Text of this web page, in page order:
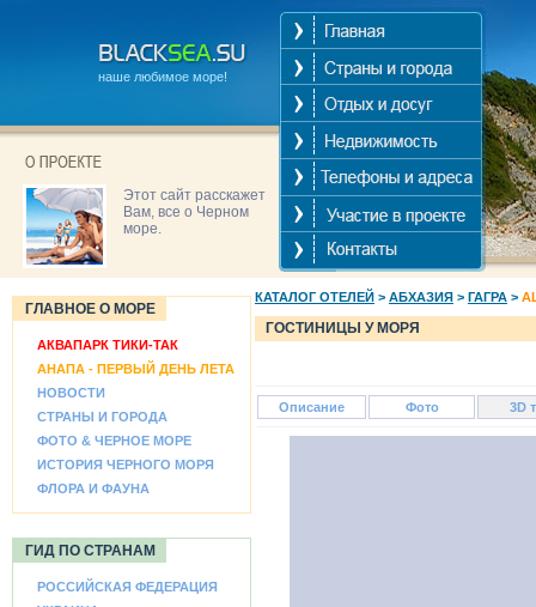
наше любимое море!
Этот сайт расскажет
Вам, все о Черном
море.
ГЛАВНОЕ О МОРЕ
АКВАПАРК ТИКИ-ТАК
АНАПА - ПЕРВЫЙ ДЕНЬ ЛЕТА
НОВОСТИ
СТРАНЫ И ГОРОДА
ФОТО & ЧЕРНОЕ МОРЕ
ИСТОРИЯ ЧЕРНОГО МОРЯ
ФЛОРА И ФАУНА
ГИД ПО СТРАНАМ
РОССИЙСКАЯ ФЕДЕРАЦИЯ
КАТАЛОГ ОТЕЛЕЙ > АБХАЗИЯ > ГАГРА >
ГОСТИНИЦЫ У МОРЯ
Описание Фото 3D